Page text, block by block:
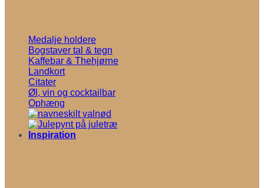
Medalje holdere
Bogstaver tal & tegn
Kaffebar & Thehjørne
Landkort
Citater
Øl, vin og cocktailbar
Ophæng
Inspiration